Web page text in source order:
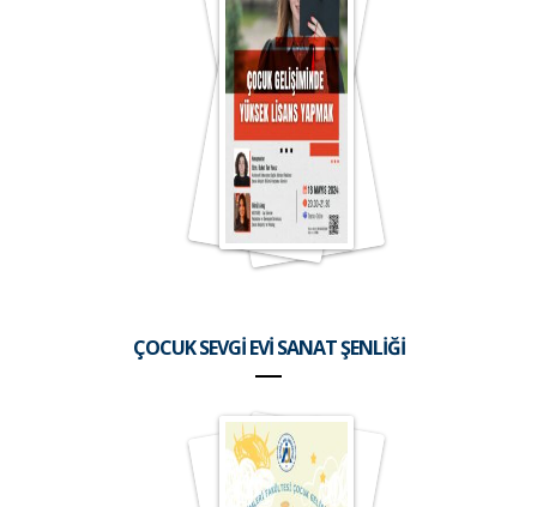
ÇOCUK SEVGİ EVİ SANAT ŞENLİĞİ